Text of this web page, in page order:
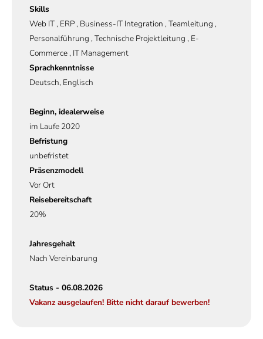
Skills
Web IT , ERP , Business-IT Integration , Teamleitung ,
Personalführung , Technische Projektleitung , E-
Commerce , IT Management
Sprachkenntnisse
Deutsch, Englisch
Beginn, idealerweise
im Laufe 2020
Befristung
unbefristet
Präsenzmodell
Vor Ort
Reisebereitschaft
20%
Jahresgehalt
Nach Vereinbarung
Status - 06.08.2026
Vakanz ausgelaufen! Bitte nicht darauf bewerben!